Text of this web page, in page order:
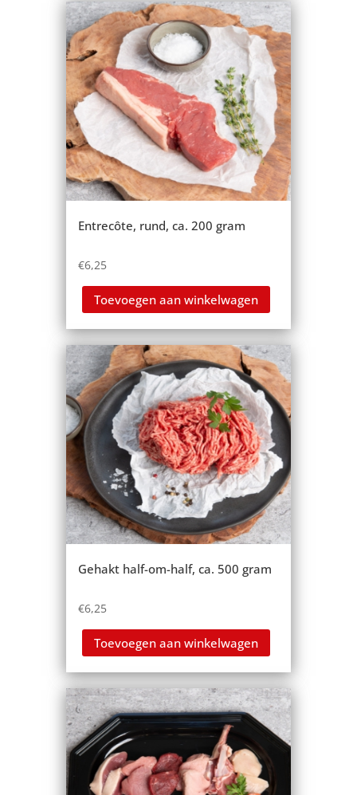
Entrecôte, rund, ca. 200 gram
€6,25
Toevoegen aan winkelwagen
Gehakt half-om-half, ca. 500 gram
€6,25
Toevoegen aan winkelwagen